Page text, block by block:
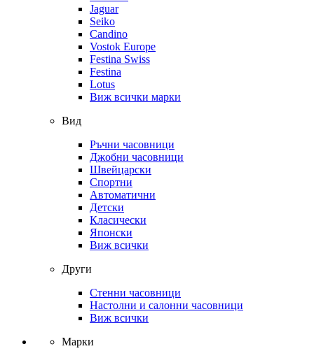
Jaguar
Seiko
Candino
Vostok Europe
Festina Swiss
Festina
Lotus
Виж всички марки
Вид
Ръчни часовници
Джобни часовници
Швейцарски
Спортни
Автоматични
Детски
Класически
Японски
Виж всички
Други
Стенни часовници
Настолни и салонни часовници
Виж всички
Марки